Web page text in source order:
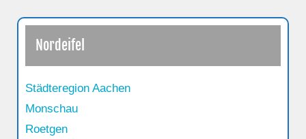
Nordeifel
Städteregion Aachen
Monschau
Roetgen